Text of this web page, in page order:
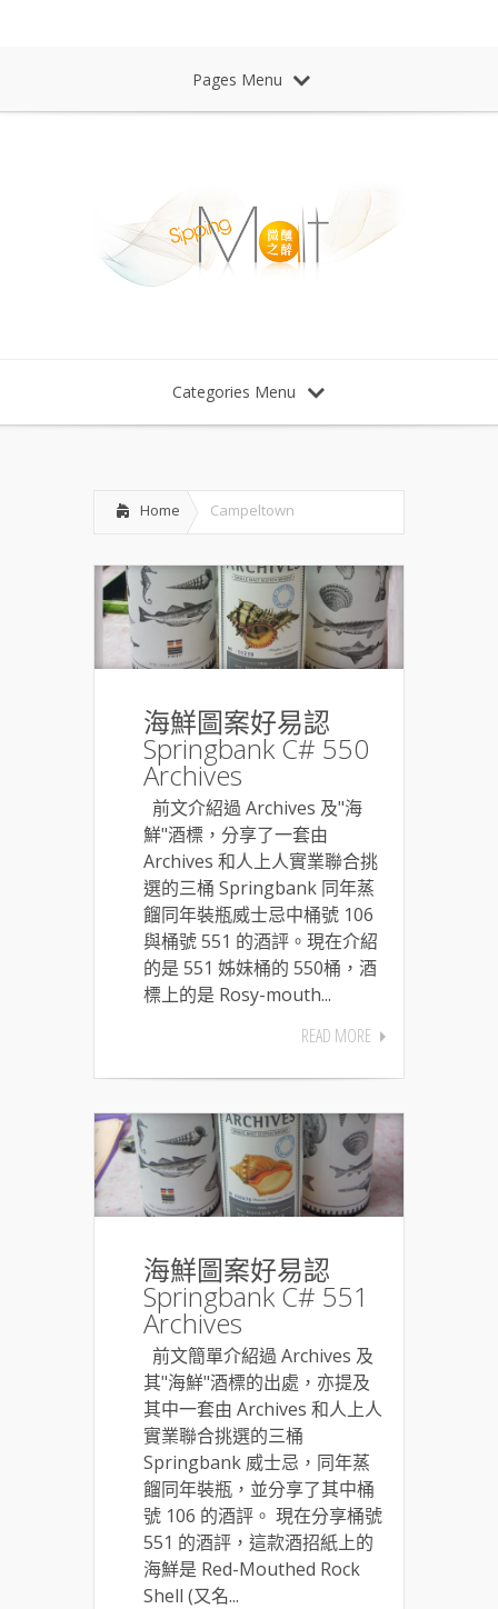
Pages Menu
Categories Menu
Home Campeltown
海鮮圖案好易認
Springbank C# 550
Archives
前文介紹過 Archives 及"海
鮮"酒標，分享了一套由
Archives 和人上人實業聯合挑
選的三桶 Springbank 同年蒸
餾同年裝瓶威士忌中桶號 106
與桶號 551 的酒評。現在介紹
的是 551 姊妹桶的 550桶，酒
標上的是 Rosy-mouth...
READ MORE
海鮮圖案好易認
Springbank C# 551
Archives
前文簡單介紹過 Archives 及
其"海鮮"酒標的出處，亦提及
其中一套由 Archives 和人上人
實業聯合挑選的三桶
Springbank 威士忌，同年蒸
餾同年裝瓶，並分享了其中桶
號 106 的酒評。 現在分享桶號
551 的酒評，這款酒招紙上的
海鮮是 Red-Mouthed Rock
Shell (又名...